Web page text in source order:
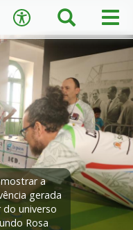
Busca
Acessibilidade ×
A+
Restaurar padrão
a
gerada
universo
Rosa